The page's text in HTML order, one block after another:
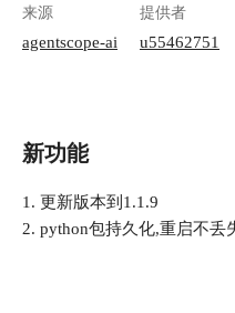
来源
agentscope-ai
提供者
u55462751
新功能
1. 更新版本到1.1.9
2. python包持久化,重启不丢